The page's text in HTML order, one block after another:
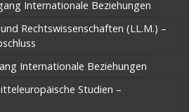
Internationale Beziehungen
Rechtswissenschaften (LL.M.) –
Internationale Beziehungen
Studien –